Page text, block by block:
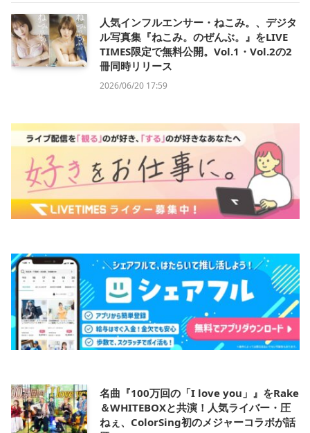
人気インフルエンサー・ねこみ。、デジタ
ル写真集『ねこみ。のぜんぶ。』をLIVE
TIMES限定で無料公開。Vol.1・Vol.2の2
冊同時リリース
2026/06/20 17:59
名曲『100万回の「I love you」』をRake
＆WHITEBOXと共演！人気ライバー・圧
ねぇ、ColorSing初のメジャーコラボが話